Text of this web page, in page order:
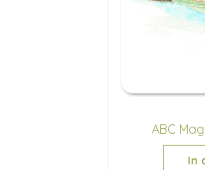
ABC
In